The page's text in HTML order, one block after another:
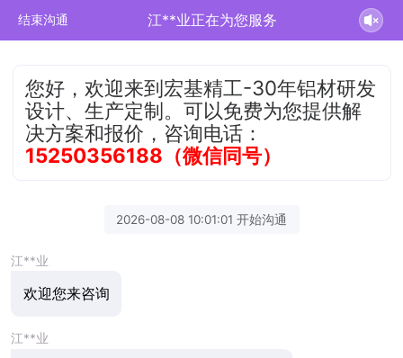
结束沟通 江**业正在为您服务
您好，欢迎来到宏基精工-30年铝材研发
设计、生产定制。可以免费为您提供解
决方案和报价，咨询电话：
15250356188（微信同号）
2026-08-08 10:01:01 开始沟通
江**业
欢迎您来咨询
江**业